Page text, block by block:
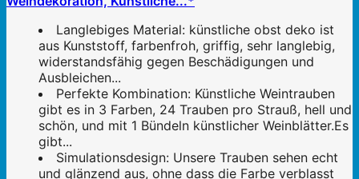
Langlebiges Material: künstliche obst deko ist
aus Kunststoff, farbenfroh, griffig, sehr langlebig,
widerstandsfähig gegen Beschädigungen und
Ausbleichen...
Perfekte Kombination: Künstliche Weintrauben
gibt es in 3 Farben, 24 Trauben pro Strauß, hell und
schön, und mit 1 Bündeln künstlicher Weinblätter.Es
gibt...
Simulationsdesign: Unsere Trauben sehen echt
und glänzend aus, ohne dass die Farbe verblasst